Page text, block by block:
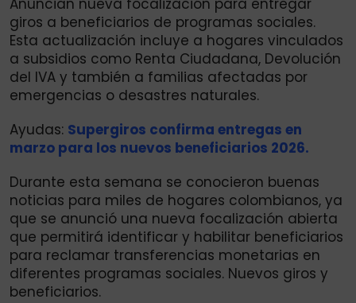
Anuncian nueva focalización para entregar
giros a beneficiarios de programas sociales.
Esta actualización incluye a hogares vinculados
a subsidios como Renta Ciudadana, Devolución
del IVA y también a familias afectadas por
emergencias o desastres naturales.
Ayudas: Supergiros confirma entregas en
marzo para los nuevos beneficiarios 2026.
Durante esta semana se conocieron buenas
noticias para miles de hogares colombianos, ya
que se anunció una nueva focalización abierta
que permitirá identificar y habilitar beneficiarios
para reclamar transferencias monetarias en
diferentes programas sociales. Nuevos giros y
beneficiarios.